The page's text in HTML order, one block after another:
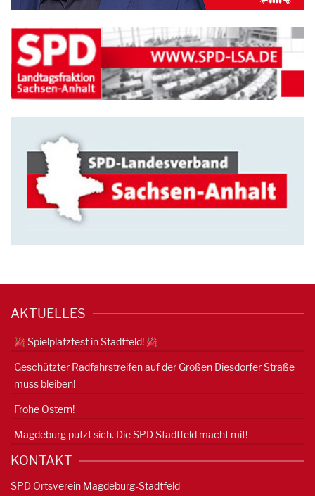
AKTUELLES
Spielplatzfest in Stadtfeld!
Geschützter Radfahrstreifen auf der Großen Diesdorfer Straße
muss bleiben!
Frohe Ostern!
Magdeburg putzt sich. Die SPD Stadtfeld macht mit!
KONTAKT
SPD Ortsverein Magdeburg-Stadtfeld